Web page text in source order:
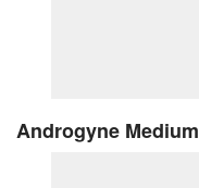
Androgyne Medium